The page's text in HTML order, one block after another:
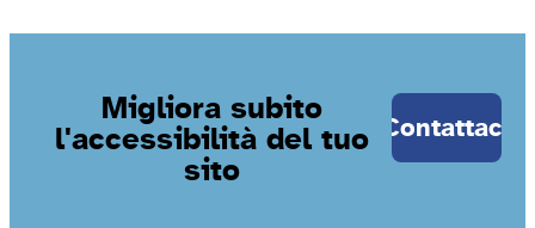
Migliora subito
l'accessibilità del tuo
sito
Contattaci